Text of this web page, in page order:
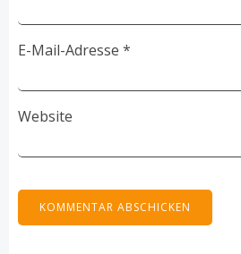
E-Mail-Adresse *
Website